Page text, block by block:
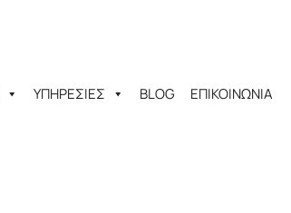
ΥΠΗΡΕΣΙΕΣ BLOG ΕΠΙΚΟΙΝΩΝΙΑ